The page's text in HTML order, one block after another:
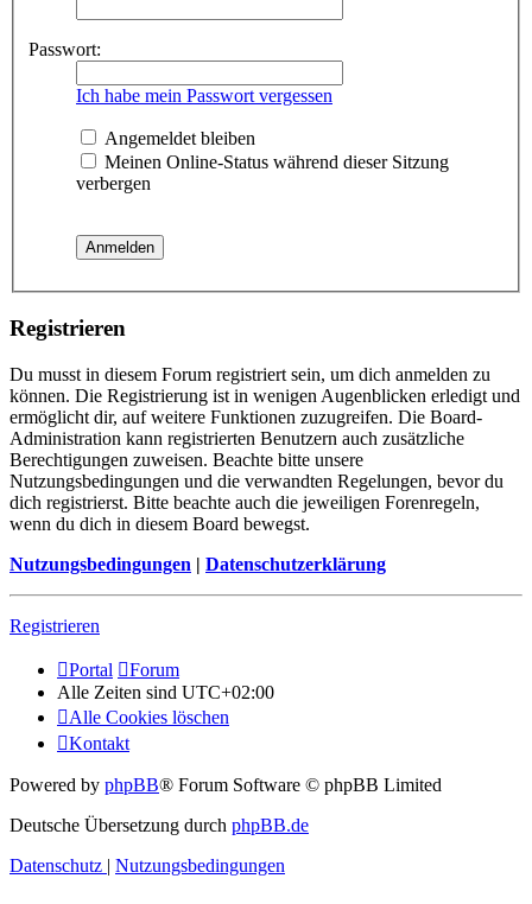
Passwort:
Ich habe mein Passwort vergessen
Angemeldet bleiben
Meinen Online-Status während dieser Sitzung
verbergen
Registrieren
Du musst in diesem Forum registriert sein, um dich anmelden zu
können. Die Registrierung ist in wenigen Augenblicken erledigt und
ermöglicht dir, auf weitere Funktionen zuzugreifen. Die Board-
Administration kann registrierten Benutzern auch zusätzliche
Berechtigungen zuweisen. Beachte bitte unsere
Nutzungsbedingungen und die verwandten Regelungen, bevor du
dich registrierst. Bitte beachte auch die jeweiligen Forenregeln,
wenn du dich in diesem Board bewegst.
Nutzungsbedingungen | Datenschutzerklärung
Registrieren
Portal
Forum
Alle Zeiten sind UTC+02:00
Alle Cookies löschen
Kontakt
Powered by phpBB® Forum Software © phpBB Limited
Deutsche Übersetzung durch phpBB.de
Datenschutz | Nutzungsbedingungen